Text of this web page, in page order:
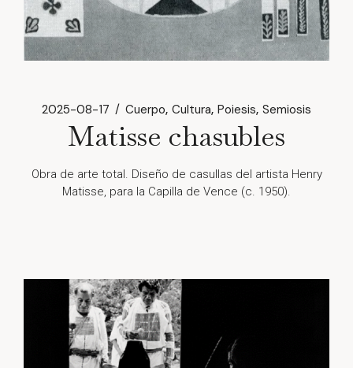
2025-08-17 Cuerpo Cultura Poiesis Semiosis
Matisse chasubles
Obra de arte total. Diseño de casullas del artista Henry
Matisse, para la Capilla de Vence (c. 1950).